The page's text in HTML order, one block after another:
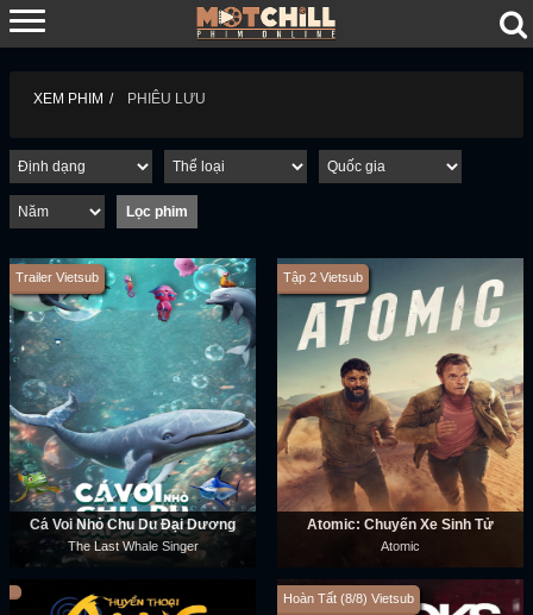
XEM PHIM PHIÊU LƯU
Trailer Vietsub
Cá Voi Nhỏ Chu Du Đại Dương
The Last Whale Singer
Tập 2 Vietsub
Atomic: Chuyến Xe Sinh Tử
Atomic
Hoàn Tất (8/8) Vietsub